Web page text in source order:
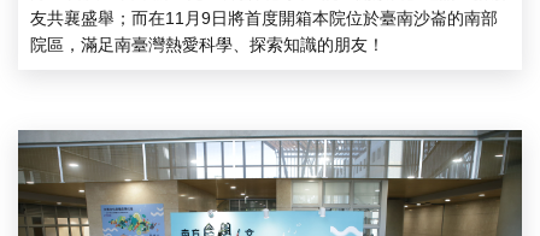
友共襄盛舉；而在11月9日將首度開箱本院位於臺南沙崙的南部
院區，滿足南臺灣熱愛科學、探索知識的朋友！